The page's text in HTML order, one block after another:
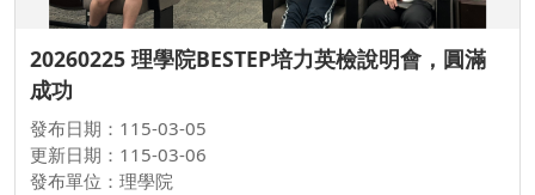
20260225 理學院BESTEP培力英檢說明會，圓滿
成功
發布日期：115-03-05
更新日期：115-03-06
發布單位：理學院